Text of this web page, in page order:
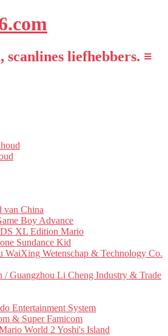
scanlines liefhebbers. ≡
van China
Boy Advance
XL Edition Mario
Sundance Kid
WaiXing Wetenschap & Technology Co.
/ Guangzhou Li Cheng Industry & Trade
Entertainment System
& Super Famicom
World 2 Yoshi's Island